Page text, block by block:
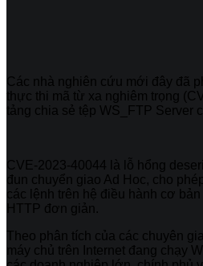
Các nhà nghiên cứu mới đây đã
thực thi mã từ xa nghiêm trọng
tảng chia sẻ tệp WS_FTP Server
CVE-2023-40044 là lỗ hổng
đun chuyển giao Ad Hoc, cho
các lệnh trên hệ điều hành cơ bản
HTTP đơn giản.
Theo phân tích của các chuyên
máy chủ trên Internet đang chạy